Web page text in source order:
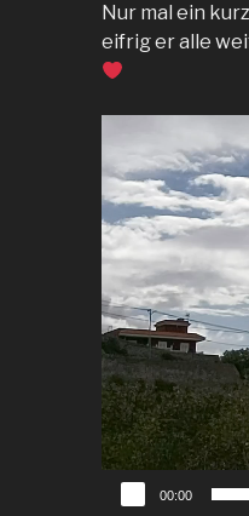
Nur mal ein
eifrig er alle
Player
00:00